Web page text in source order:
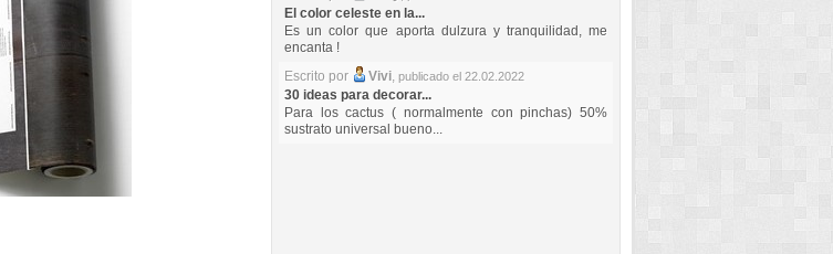
El color celeste en la...
Es un color que aporta dulzura y tranquilidad, me
encanta !
Escrito por
Vivi, publicado el 22.02.2022
30 ideas para decorar...
Para los cactus ( normalmente con pinchas) 50%
sustrato universal bueno...